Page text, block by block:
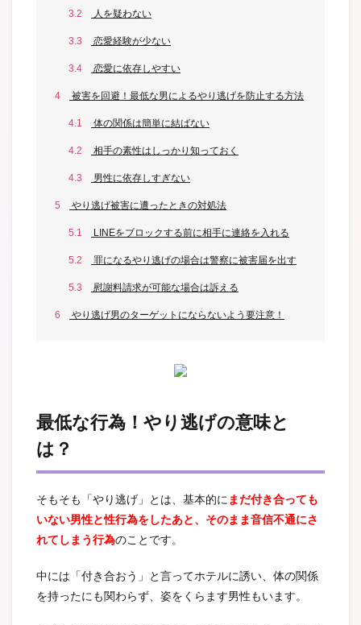
3.2 人を疑わない
3.3 恋愛経験が少ない
3.4 恋愛に依存しやすい
4 被害を回避！最低な男によるやり逃げを防止する方法
4.1 体の関係は簡単に結ばない
4.2 相手の素性はしっかり知っておく
4.3 男性に依存しすぎない
5 やり逃げ被害に遭ったときの対処法
5.1 LINEをブロックする前に相手に連絡を入れる
5.2 罪になるやり逃げの場合は警察に被害届を出す
5.3 慰謝料請求が可能な場合は訴える
6 やり逃げ男のターゲットにならないよう要注意！
最低な行為！やり逃げの意味と
は？
そもそも「やり逃げ」とは、基本的にまだ付き合っても
いない男性と性行為をしたあと、そのまま音信不通にさ
れてしまう行為のことです。
中には「付き合おう」と言ってホテルに誘い、体の関係
を持ったにも関わらず、姿をくらます男性もいます。